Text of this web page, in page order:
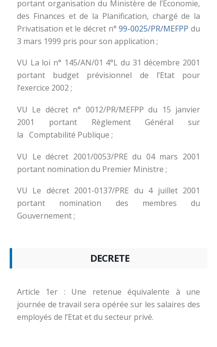
portant organisation du Ministère de l’Economie,
des Finances et de la Planification, chargé de la
Privatisation et le décret n°99-0025/PR/MEFPPdu
3 mars 1999 pris pour son application ;
VU La loi n° 145/AN/01 4°L du 31 décembre 2001
portant budget prévisionnel de l’Etat pour
l’exercice 2002 ;
VU Le décret n° 0012/PR/MEFPP du 15 janvier
2001 portant Règlement Général sur
la Comptabilité Publique ;
VU Le décret 2001/0053/PRE du 04 mars 2001
portant nomination du Premier Ministre ;
VU Le décret 2001-0137/PRE du 4 juillet 2001
portant nomination des membres du
Gouvernement ;
DECRETE
Article 1er : Une retenue équivalente à une
journée de travail sera opérée sur les salaires des
employés de l’Etat et du secteur privé.